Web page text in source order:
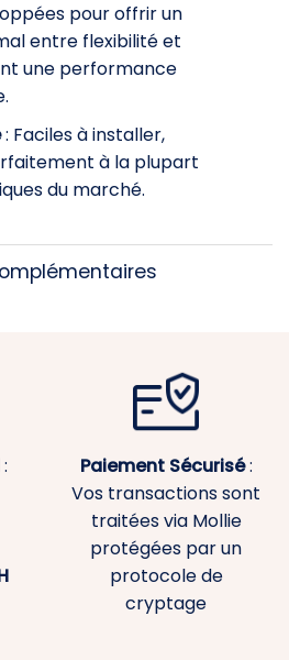
pour offrir un
entre flexibilité et
une performance
: Faciles à installer,
à la plupart
du marché.
:
Paiement Sécurisé:
Vos transactions sont
traitées via Mollie
protégées par un
protocole de
cryptage